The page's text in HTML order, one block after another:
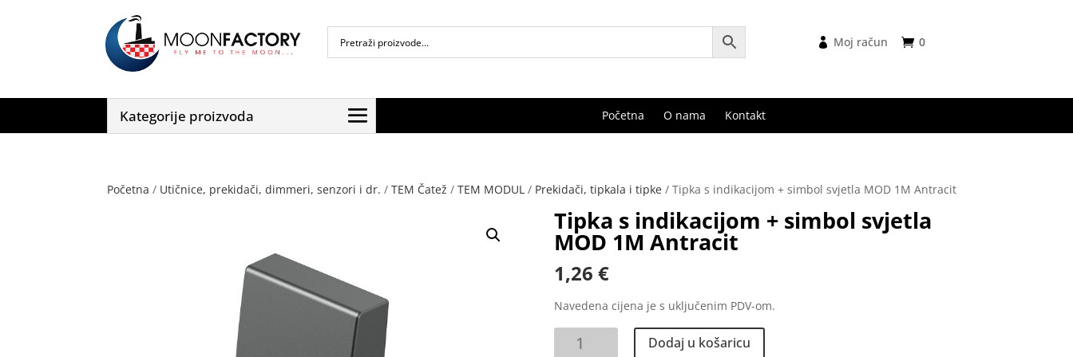
0
Moj račun
Kategorije proizvoda Početna O nama Kontakt
Početna / Utičnice, prekidači, dimmeri, senzori i dr. /TEM Čatež /TEM MODUL / Prekidači, tipkala i tipke / Tipka s indikacijom + simbol svjetla MOD 1M Antracit
Tipka s indikacijom + simbol svjetla
MOD 1M Antracit
1,26 €
Navedena cijena je s uključenim PDV-om.
Tipka
Dodaj u košaricu